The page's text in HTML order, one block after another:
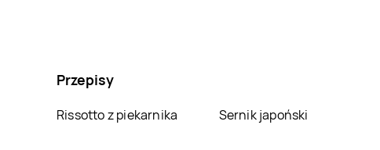
Przepisy
Rissotto z piekarnika Sernik japoński